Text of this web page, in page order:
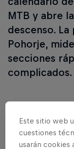
MTB y abre
descenso. La
Pohorje,
secciones
complicados.
Follow
Este sitio web
cuestiones
usarán cookies